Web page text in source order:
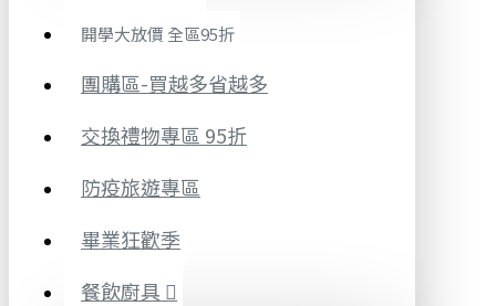
開學大放價 全區95折
團購區-買越多省越多
交換禮物專區 95折
防疫旅遊專區
畢業狂歡季
餐飲廚具